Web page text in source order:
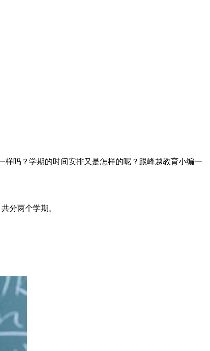
吗？学期的时间安排又是怎样的呢？跟峰越教育小编一
分两个学期。